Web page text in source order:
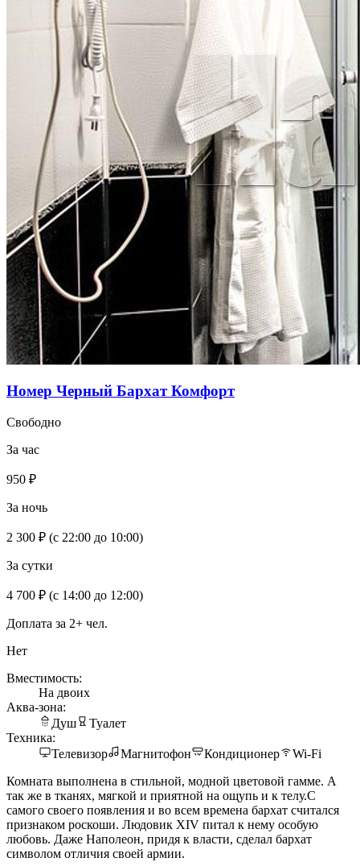
Номер Черный Бархат Комфорт
Свободно
За час
950 ₽
За ночь
2 300 ₽ (с 22:00 до 10:00)
За сутки
4 700 ₽ (с 14:00 до 12:00)
Доплата за 2+ чел.
Нет
Вместимость:
На двоих
Аква-зона:
Душ
Туалет
Техника:
Телевизор
Магнитофон Кондиционер
Wi-Fi
Комната выполнена в стильной, модной цветовой гамме. А
так же в тканях, мягкой и приятной на ощупь и к телу.С
самого своего появления и во всем времена бархат считался
признаком роскоши. Людовик XIV питал к нему особую
любовь. Даже Наполеон, придя к власти, сделал бархат
символом отличия своей армии.